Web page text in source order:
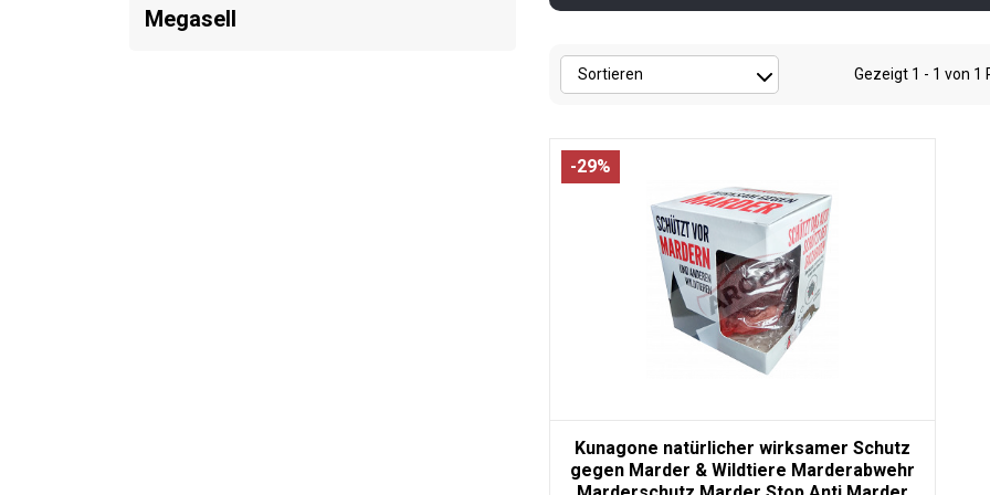
Megasell
Gezeigt 1 - 1 von 1
-29%
Kunagone natürlicher wirksamer Schutz
gegen Marder & Wildtiere Marderabwehr